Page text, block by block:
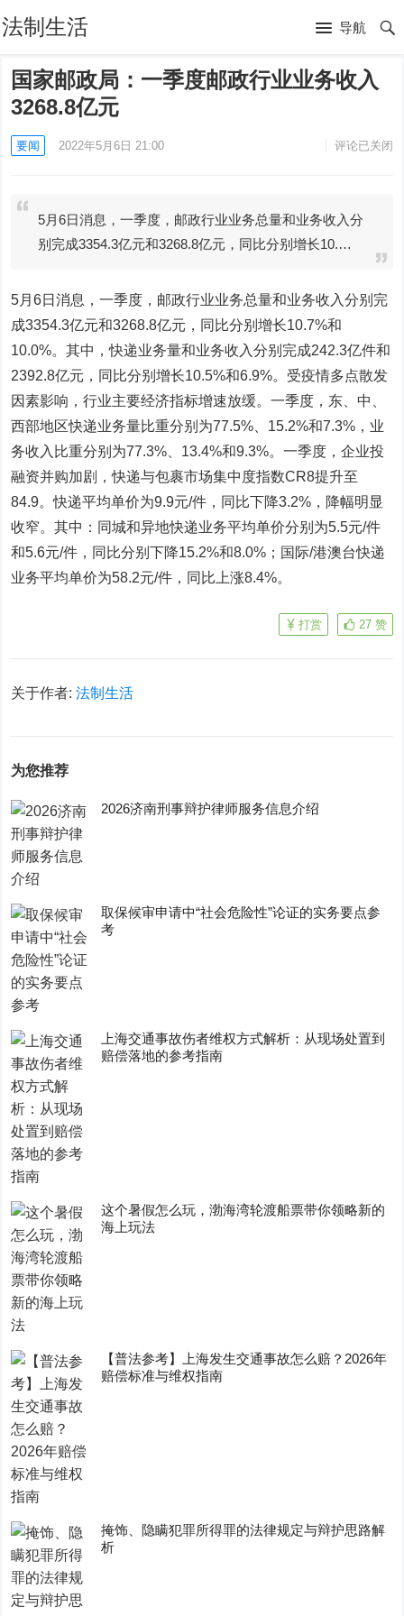
法制生活 导航
国家邮政局：一季度邮政行业业务收入
3268.8亿元
要闻 2022年5月6日 21:00 评论已关闭
5月6日消息，一季度，邮政行业业务总量和业务收入分
别完成3354.3亿元和3268.8亿元，同比分别增长10.…
5月6日消息，一季度，邮政行业业务总量和业务收入分别完
成3354.3亿元和3268.8亿元，同比分别增长10.7%和
10.0%。其中，快递业务量和业务收入分别完成242.3亿件和
2392.8亿元，同比分别增长10.5%和6.9%。受疫情多点散发
因素影响，行业主要经济指标增速放缓。一季度，东、中、
西部地区快递业务量比重分别为77.5%、15.2%和7.3%，业
务收入比重分别为77.3%、13.4%和9.3%。一季度，企业投
融资并购加剧，快递与包裹市场集中度指数CR8提升至
84.9。快递平均单价为9.9元/件，同比下降3.2%，降幅明显
收窄。其中：同城和异地快递业务平均单价分别为5.5元/件
和5.6元/件，同比分别下降15.2%和8.0%；国际/港澳台快递
业务平均单价为58.2元/件，同比上涨8.4%。
27 赞
打赏
关于作者:法制生活
为您推荐
2026济南刑事辩护律师服务信息介绍
取保候审申请中“社会危险性”论证的实务要点参
考
上海交通事故伤者维权方式解析：从现场处置到
赔偿落地的参考指南
这个暑假怎么玩，渤海湾轮渡船票带你领略新的
海上玩法
【普法参考】上海发生交通事故怎么赔？2026年
赔偿标准与维权指南
掩饰、隐瞒犯罪所得罪的法律规定与辩护思路解
析